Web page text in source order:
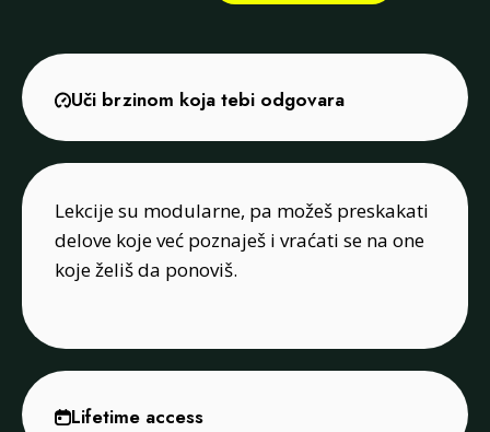
Uči brzinom koja tebi odgovara
Lekcije su modularne, pa možeš preskakati
delove koje već poznaješ i vraćati se na one
koje želiš da ponoviš.
Lifetime access